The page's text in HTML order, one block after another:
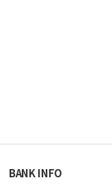
BANK INFO